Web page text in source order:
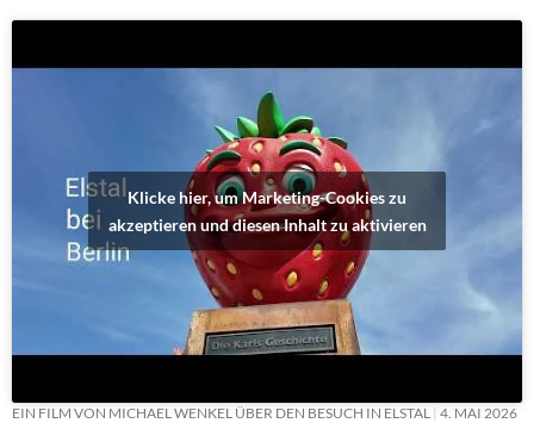
Klicke hier, um Marketing-Cookies zu
akzeptieren und diesen Inhalt zu aktivieren
EIN FILM VON MICHAEL WENKEL ÜBER DEN BESUCH IN ELSTAL
4. MAI 2026